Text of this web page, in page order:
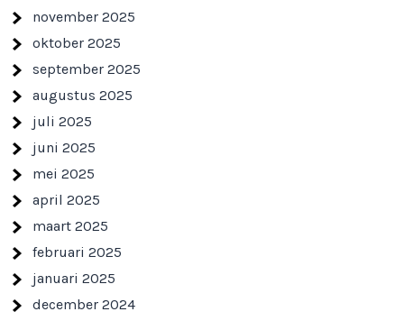
november 2025
oktober 2025
september 2025
augustus 2025
juli 2025
juni 2025
mei 2025
april 2025
maart 2025
februari 2025
januari 2025
december 2024